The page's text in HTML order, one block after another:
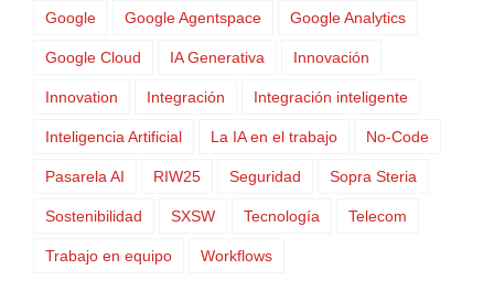
Google Google Agentspace Google Analytics
Google Cloud IA Generativa Innovación
Innovation Integración Integración inteligente
Inteligencia Artificial La IA en el trabajo No-Code
Pasarela AI RIW25 Seguridad Sopra Steria
Sostenibilidad SXSW Tecnología Telecom
Trabajo en equipo Workflows